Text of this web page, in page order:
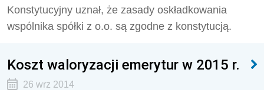
Konstytucyjny uznał, że zasady oskładkowania
wspólnika spółki z o.o. są zgodne z konstytucją.
Koszt waloryzacji emerytur w 2015 r.
26 wrz 2014